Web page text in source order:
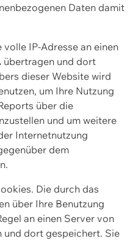
Daten damit
IP-Adresse an einen
übertragen und dort
dieser Website wird
um Ihre Nutzung
über die
und um weitere
Internetnutzung
dem
Die durch das
über Ihre Benutzung
an einen Server von
und dort gespeichert. Sie